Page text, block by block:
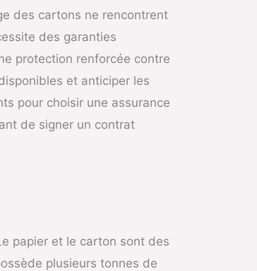
des cartons ne rencontrent
des garanties
protection renforcée contre
et anticiper les
pour choisir une assurance
de signer un contrat
papier et le carton sont des
plusieurs tonnes de